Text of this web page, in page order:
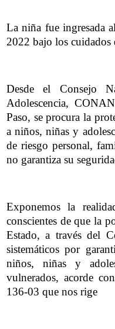
La niña fue ingresada
2022 bajo los
Desde el Consejo
Adolescencia,
Paso, se procura la
a niños, niñas y
de riesgo personal,
no garantiza su
Exponemos la
conscientes de que la
Estado, a través del
sistemáticos por
niños, niñas y
vulnerados, acorde
136-03 que nos rige